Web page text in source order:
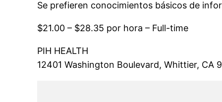
Se prefieren conocimientos básicos de
$21.00 – $28.35 por hora – Full-time
PIH HEALTH
12401 Washington Boulevard, Whittier, CA